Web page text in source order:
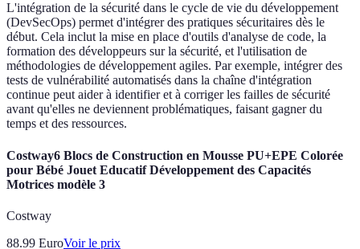
L'intégration de la sécurité dans le cycle de vie du développement
(DevSecOps) permet d'intégrer des pratiques sécuritaires dès le
début. Cela inclut la mise en place d'outils d'analyse de code, la
formation des développeurs sur la sécurité, et l'utilisation de
méthodologies de développement agiles. Par exemple, intégrer des
tests de vulnérabilité automatisés dans la chaîne d'intégration
continue peut aider à identifier et à corriger les failles de sécurité
avant qu'elles ne deviennent problématiques, faisant gagner du
temps et des ressources.
Costway6 Blocs de Construction en Mousse PU+EPE Colorée
pour Bébé Jouet Educatif Développement des Capacités
Motrices modèle 3
Costway
88.99 EuroVoir le prix